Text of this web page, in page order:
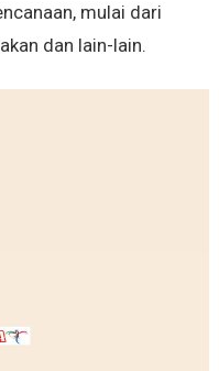
mulai dari
dan lain-lain.